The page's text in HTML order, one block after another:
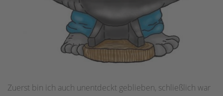
Zuerst bin ich auch unentdeckt geblieben, schließlich war